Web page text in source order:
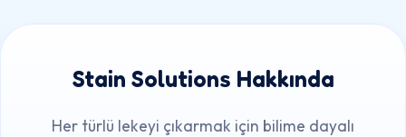
Stain Solutions Hakkında
Her türlü lekeyi çıkarmak için bilime dayalı